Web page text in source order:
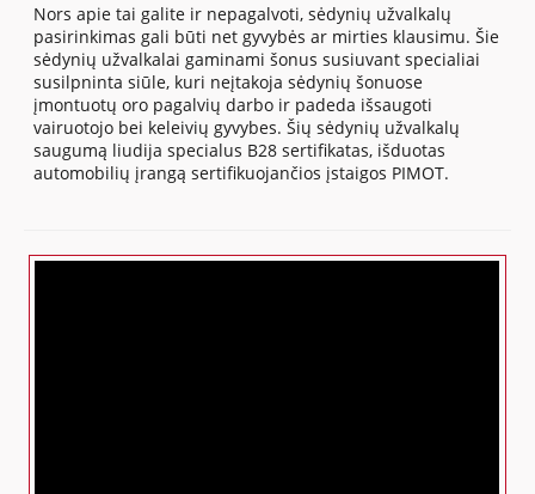
Nors apie tai galite ir nepagalvoti, sėdynių užvalkalų
pasirinkimas gali būti net gyvybės ar mirties klausimu. Šie
sėdynių užvalkalai gaminami šonus susiuvant specialiai
susilpninta siūle, kuri neįtakoja sėdynių šonuose
įmontuotų oro pagalvių darbo ir padeda išsaugoti
vairuotojo bei keleivių gyvybes. Šių sėdynių užvalkalų
saugumą liudija specialus B28 sertifikatas, išduotas
automobilių įrangą sertifikuojančios įstaigos PIMOT.